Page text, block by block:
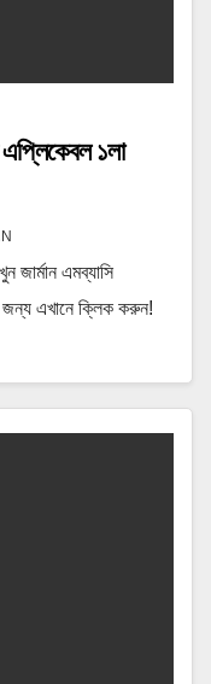
এপ্লিকেবল ১লা
জার্মান এমব্যাসি
জন্য এখানে ক্লিক করুন!